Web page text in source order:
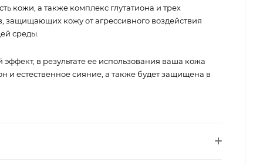
кожи, а также комплекс глутатиона и трех
защищающих кожу от агрессивного воздействия
среды.
в результате ее использования ваша кожа
и естественное сияние, а также будет защищена в